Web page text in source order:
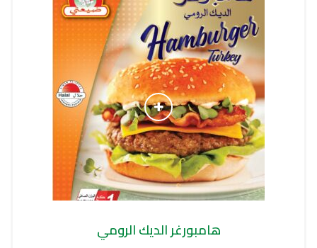
هامبورغر الديك الرومي